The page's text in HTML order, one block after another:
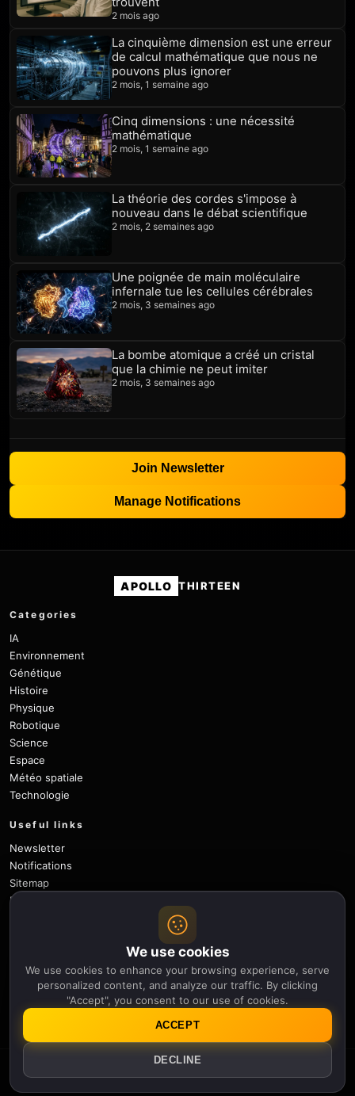
2 mois ago
La cinquième dimension est une erreur
de calcul mathématique que nous ne
pouvons plus ignorer
2 mois, 1 semaine ago
Cinq dimensions : une nécessité
mathématique
2 mois, 1 semaine ago
La théorie des cordes s'impose à
nouveau dans le débat scientifique
2 mois, 2 semaines ago
Une poignée de main moléculaire
infernale tue les cellules cérébrales
2 mois, 3 semaines ago
La bombe atomique a créé un cristal
que la chimie ne peut imiter
2 mois, 3 semaines ago
Join Newsletter
Manage Notifications
APOLLO THIRTEEN
Categories
IA
Environnement
Génétique
Histoire
Physique
Robotique
Science
Espace
Météo spatiale
Technologie
Useful links
Newsletter
Notifications
Sitemap
Privacy Policy
Follow
X Facebook Instagram Pinterest
YouTube
© 2026 Apollo Thirteen.
We use cookies
We use cookies to enhance your browsing experience, serve
personalized content, and analyze our traffic. By clicking
"Accept", you consent to our use of cookies.
DECLINE
ACCEPT